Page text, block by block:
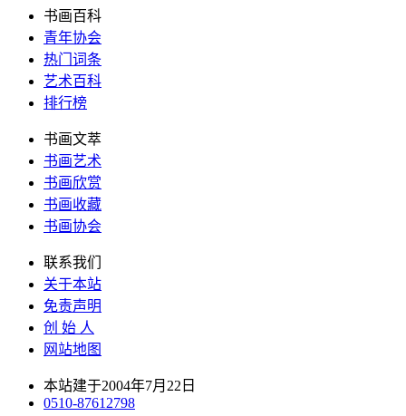
书画百科
青年协会
热门词条
艺术百科
排行榜
书画文萃
书画艺术
书画欣赏
书画收藏
书画协会
联系我们
关于本站
免责声明
创 始 人
网站地图
本站建于2004年7月22日
0510-87612798